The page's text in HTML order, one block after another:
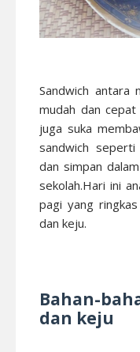
Sandwich antara
mudah dan cepat
juga suka
sandwich seperti
dan simpan
sekolah.Hari ini
pagi yang
dan keju.
Bahan-
dan keju